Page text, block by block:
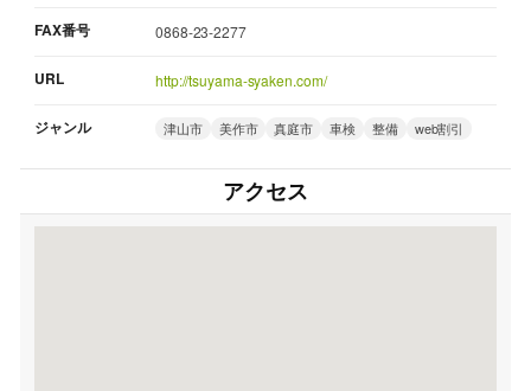
FAX番号 0868-23-2277
URL http://tsuyama-syaken.com/
ジャンル 津山市 美作市 真庭市 車検 整備 web割引
アクセス